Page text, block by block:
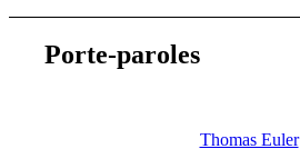
Porte-paroles
Thomas Euler